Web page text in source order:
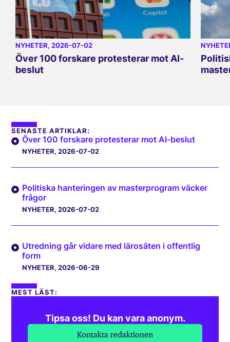
NYHETER, 2026-07-02
Över 100 forskare protesterar mot AI-
beslut
SENASTE ARTIKLAR:
Över 100 forskare protesterar mot AI-beslut
NYHETER, 2026-07-02
Politiska hanteringen av masterprogram väcker
frågor
NYHETER, 2026-07-02
Utredning går vidare med lärosäten i offentlig
form
NYHETER, 2026-06-29
MEST LÄST:
Tipsa oss! Du kan vara anonym.
Kontakta redaktionen